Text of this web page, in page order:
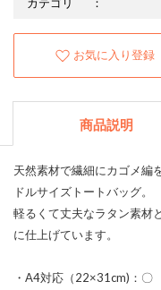
お気に入り登録
商品説明
天然素材で繊細にカゴメ編
ドルサイズトートバッグ。
軽るくて丈夫なラタン素材
に仕上げています。
・A4対応（22×31cm)：〇